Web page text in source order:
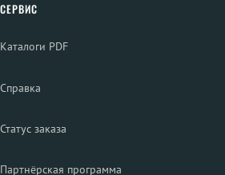
СЕРВИС
Каталоги PDF
Справка
Статус заказа
Партнёрская программа